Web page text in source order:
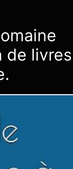
de livres